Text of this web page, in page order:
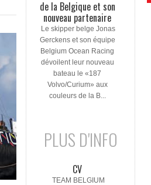
de la Belgique et son
nouveau partenaire
Le skipper belge Jonas
Gerckens et son équipe
Belgium Ocean Racing
dévoilent leur nouveau
bateau le «187
Volvo/Curium» aux
couleurs de la B...
PLUS D'INFO
CV
TEAM BELGIUM